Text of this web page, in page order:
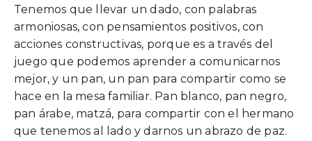
Tenemos que llevar un dado, con palabras
armoniosas, con pensamientos positivos, con
acciones constructivas, porque es a través del
juego que podemos aprender a comunicarnos
mejor, y un pan, un pan para compartir como se
hace en la mesa familiar. Pan blanco, pan negro,
pan árabe, matzá, para compartir con el hermano
que tenemos al lado y darnos un abrazo de paz.